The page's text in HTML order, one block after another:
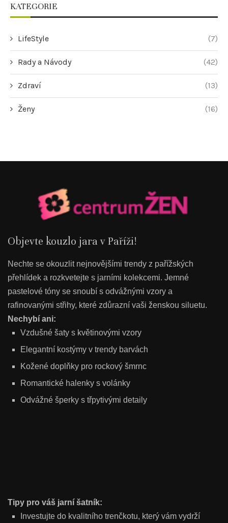
KATEGORIE
LifeStyle (7)
Rady a Návody (42)
Zdraví (13)
Ženy (16)
Objevte kouzlo jara v Paříži!
Nechte se okouzlit nejnovějšími trendy z pařížských
přehlídek a rozkvetejte s jarními kolekcemi. Jemné
pastelové tóny se snoubí s odvážnými vzory a
rafinovanými střihy, které zdůrazní vaši ženskou siluetu.
Nechybí ani:
Vzdušné šaty s květinovými vzory
Elegantní kostýmy v trendy barvách
Kožené doplňky pro rockový šmrnc
Romantické halenky s volánky
Odvážné šperky s třpytivými detaily
Tipy pro váš jarní šatník:
Investujte do kvalitního trenčkotu, který vám vydrží